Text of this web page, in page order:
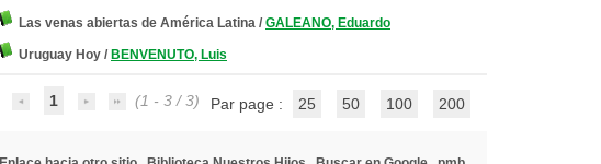
Las venas abiertas de América Latina / GALEANO, Eduardo
Uruguay Hoy / BENVENUTO, Luis
1 (1 - 3 / 3) Par page : 25 50 100 200